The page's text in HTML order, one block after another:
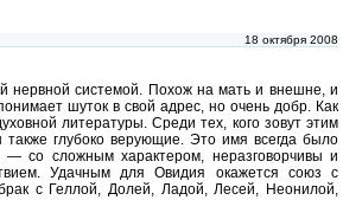
18 октября 2008
нервной системой. Похож на мать и внешне, и
шуток в свой адрес, но очень добр. Как
литературы. Среди тех, кого зовут этим
глубоко верующие. Это имя всегда было
со сложным характером, неразговорчивы и
Удачным для Овидия окажется союз с
с Геллой, Долей, Ладой, Лесей, Неонилой,